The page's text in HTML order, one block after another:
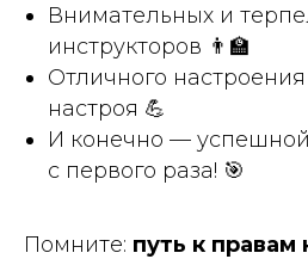
Внимательных и
инструкторов 👨‍🏫
Отличного
настроя 💪
И конечно —
с первого раза! 🎯
Помните: путь к правам